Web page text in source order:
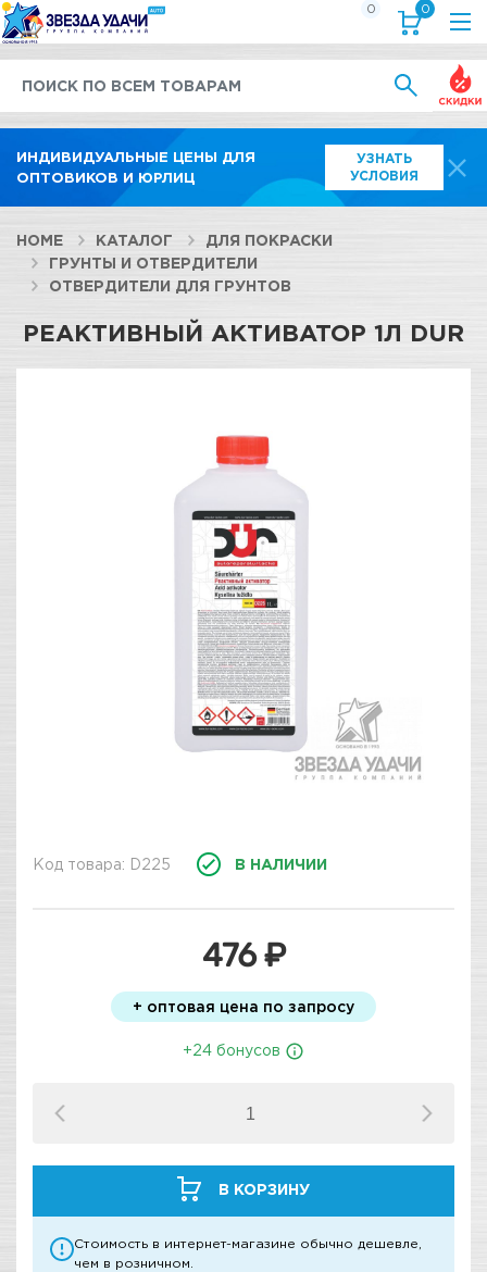
ИНДИВИДУАЛЬНЫЕ ЦЕНЫ ДЛЯ
ОПТОВИКОВ И ЮРЛИЦ
УЗНАТЬ
УСЛОВИЯ
0 0
HOME КАТАЛОГ
ДЛЯ ПОКРАСКИ
ГРУНТЫ И ОТВЕРДИТЕЛИ
ОТВЕРДИТЕЛИ ДЛЯ ГРУНТОВ
РЕАКТИВНЫЙ АКТИВАТОР 1Л DUR
Код товара: D225 В НАЛИЧИИ
476 ₽
+ оптовая цена по запросу
+24 бонусов
В КОРЗИНУ
Стоимость в интернет-магазине обычно дешевле,
чем в розничном.